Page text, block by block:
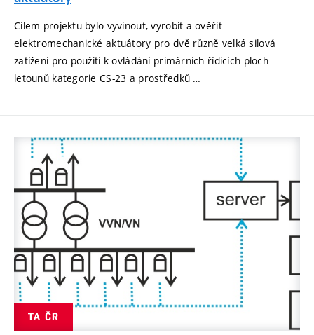
Cílem projektu bylo vyvinout, vyrobit a ověřit
elektromechanické aktuátory pro dvě různě velká silová
zatížení pro použití k ovládání primárních řídicích ploch
letounů kategorie CS-23 a prostředků …
TA ČR